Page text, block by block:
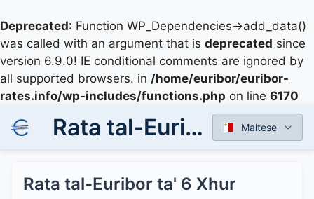
Deprecated: Function WP_Dependencies->add_data()
was called with an argument that is deprecated since
version 6.9.0! IE conditional comments are ignored by
all supported browsers. in /home/euribor/euribor-
rates.info/wp-includes/functions.php on line 6170
Rata tal-Euribor ta' 6 Xhur Maltese
Rata tal-Euribor ta' 6 Xhur